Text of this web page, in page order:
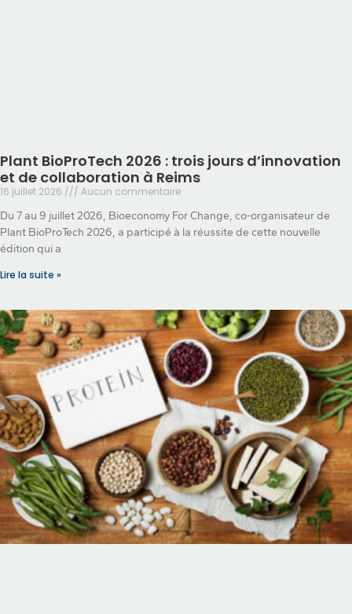
Plant BioProTech 2026 : trois jours d’innovation
et de collaboration à Reims
16 juillet 2026
Aucun commentaire
Du 7 au 9 juillet 2026, Bioeconomy For Change, co-organisateur de
Plant BioProTech 2026, a participé à la réussite de cette nouvelle
édition qui a
Lire la suite »